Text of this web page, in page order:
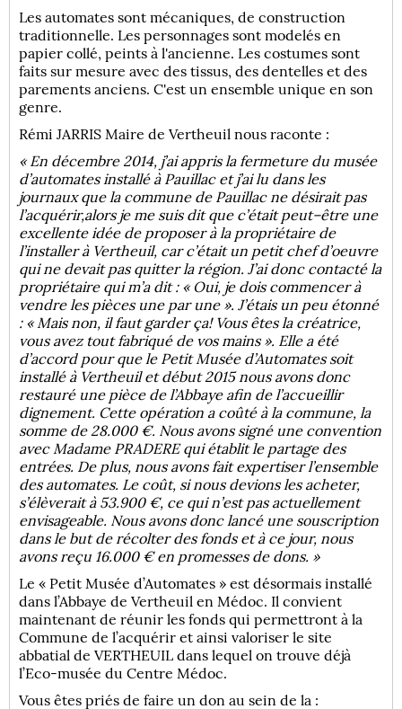
Les automates sont mécaniques, de construction
traditionnelle. Les personnages sont modelés en
papier collé, peints à l'ancienne. Les costumes sont
faits sur mesure avec des tissus, des dentelles et des
parements anciens. C'est un ensemble unique en son
genre.
Rémi JARRIS Maire de Vertheuil nous raconte :
« En décembre 2014, j’ai appris la fermeture du musée
d’automates installé à Pauillac et j’ai lu dans les
journaux que la commune de Pauillac ne désirait pas
l’acquérir,alors je me suis dit que c’était peut–être une
excellente idée de proposer à la propriétaire de
l’installer à Vertheuil, car c’était un petit chef d’oeuvre
qui ne devait pas quitter la région. J’ai donc contacté la
propriétaire qui m’a dit : « Oui, je dois commencer à
vendre les pièces une par une ». J’étais un peu étonné
: « Mais non, il faut garder ça! Vous êtes la créatrice,
vous avez tout fabriqué de vos mains ». Elle a été
d’accord pour que le Petit Musée d’Automates soit
installé à Vertheuil et début 2015 nous avons donc
restauré une pièce de l’Abbaye afin de l’accueillir
dignement. Cette opération a coûté à la commune, la
somme de 28.000 €. Nous avons signé une convention
avec Madame PRADERE qui établit le partage des
entrées. De plus, nous avons fait expertiser l’ensemble
des automates. Le coût, si nous devions les acheter,
s’élèverait à 53.900 €, ce qui n’est pas actuellement
envisageable. Nous avons donc lancé une souscription
dans le but de récolter des fonds et à ce jour, nous
avons reçu 16.000 € en promesses de dons. »
Le « Petit Musée d’Automates » est désormais installé
dans l’Abbaye de Vertheuil en Médoc. Il convient
maintenant de réunir les fonds qui permettront à la
Commune de l’acquérir et ainsi valoriser le site
abbatial de VERTHEUIL dans lequel on trouve déjà
l’Eco-musée du Centre Médoc.
Vous êtes priés de faire un don au sein de la :